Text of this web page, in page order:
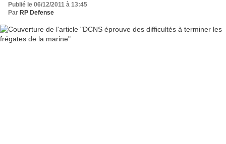
Publié le 06/12/2011 à 13:45
Par RP Defense